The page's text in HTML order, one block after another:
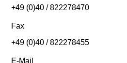
+49 (0)40 / 822278470
Fax
+49 (0)40 / 822278455
E-Mail